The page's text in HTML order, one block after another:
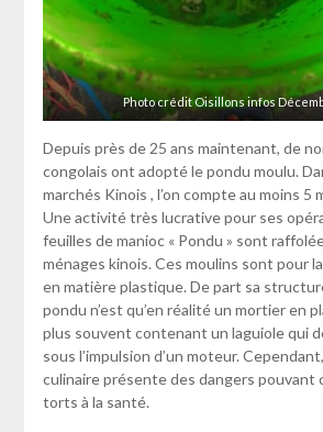
Photo crédit Oisillons infos
Depuis près de 25 ans maintenant, de
congolais ont adopté le pondu moulu.
marchés Kinois , l’on compte au moins 5
Une activité très lucrative pour ses
feuilles de manioc « Pondu » sont
ménages kinois. Ces moulins sont pour
en matière plastique. De part sa
pondu n’est qu’en réalité un mortier en
plus souvent contenant un laguiole qui
sous l’impulsion d’un moteur.
culinaire présente des dangers pouvant
torts à la santé.